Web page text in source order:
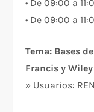
• De 09:00 a
• De 09:00 a
Tema: Bases
Francis y Wiley
» Usuarios: